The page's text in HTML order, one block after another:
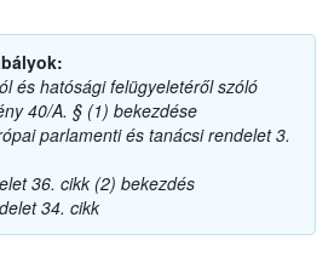
és hatósági felügyeletéről szóló
40/A. § (1) bekezdése
parlamenti és tanácsi rendelet 3.
36. cikk (2) bekezdés
34. cikk